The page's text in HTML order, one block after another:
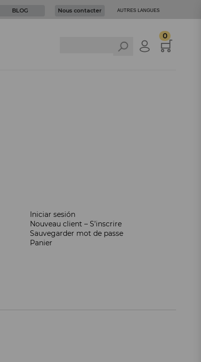
BLOG Nous contacter AUTRES LANGUES
0
Iniciar sesión
Nouveau client – S’inscrire
Sauvegarder mot de passe
Panier